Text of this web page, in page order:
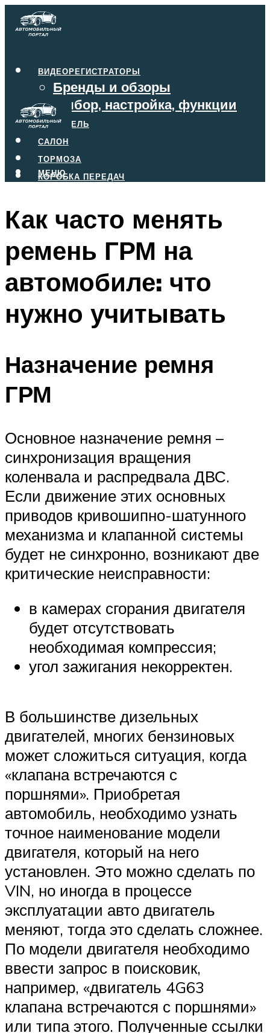
ВИДЕОРЕГИСТРАТОРЫ
Бренды и обзоры
Выбор, настройка, функции
ДВИГАТЕЛЬ
САЛОН
ТОРМОЗА
КОРОБКА ПЕРЕДАЧ
МЕНЮ
МЕНЮ
Как часто менять
ремень ГРМ на
автомобиле: что
нужно учитывать
Назначение ремня
ГРМ
Основное назначение ремня –
синхронизация вращения
коленвала и распредвала ДВС.
Если движение этих основных
приводов кривошипно-шатунного
механизма и клапанной системы
будет не синхронно, возникают две
критические неисправности:
в камерах сгорания двигателя
будет отсутствовать
необходимая компрессия;
угол зажигания некорректен.
В большинстве дизельных
двигателей, многих бензиновых
может сложиться ситуация, когда
«клапана встречаются с
поршнями». Приобретая
автомобиль, необходимо узнать
точное наименование модели
двигателя, который на него
установлен. Это можно сделать по
VIN, но иногда в процессе
эксплуатации авто двигатель
меняют, тогда это сделать сложнее.
По модели двигателя необходимо
ввести запрос в поисковик,
например, «двигатель 4G63
клапана встречаются с поршнями»
или типа этого. Полученные ссылки